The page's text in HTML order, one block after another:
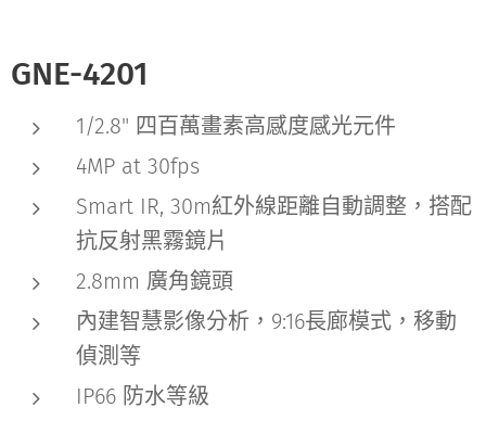
GNE-4201
1/2.8" 四百萬畫素高感度感光元件
4MP at 30fps
Smart IR, 30m紅外線距離自動調整，搭配
抗反射黑霧鏡片
2.8mm 廣角鏡頭
內建智慧影像分析，9:16長廊模式，移動
偵測等
IP66 防水等級